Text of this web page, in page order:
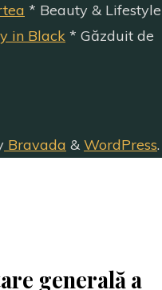
* Beauty & Lifestyle
in Black * Găzduit de
Bravada & WordPress.
generală a